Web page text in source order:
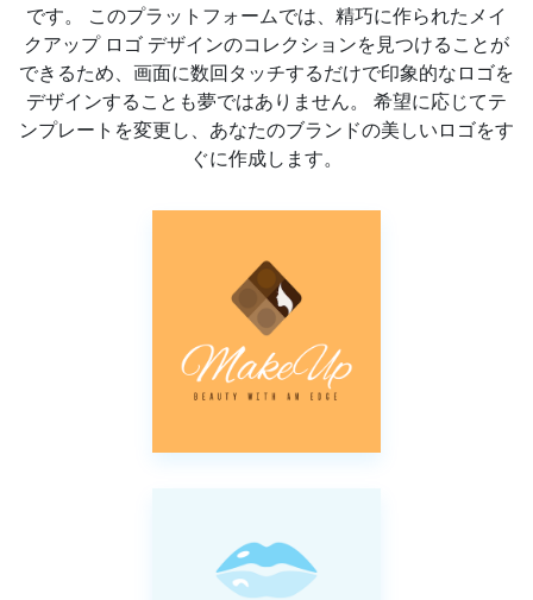
です。 このプラットフォームでは、精巧に作られたメイ
クアップ ロゴ デザインのコレクションを見つけることが
できるため、画面に数回タッチするだけで印象的なロゴを
デザインすることも夢ではありません。 希望に応じてテ
ンプレートを変更し、あなたのブランドの美しいロゴをす
ぐに作成します。